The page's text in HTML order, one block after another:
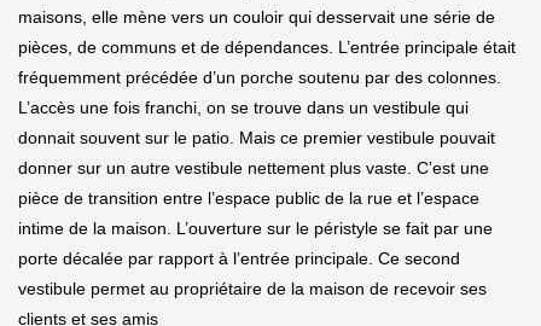
maisons, elle mène vers un couloir qui desservait une série de
pièces, de communs et de dépendances. L’entrée principale était
fréquemment précédée d’un porche soutenu par des colonnes.
L’accès une fois franchi, on se trouve dans un vestibule qui
donnait souvent sur le patio. Mais ce premier vestibule pouvait
donner sur un autre vestibule nettement plus vaste. C’est une
pièce de transition entre l’espace public de la rue et l’espace
intime de la maison. L’ouverture sur le péristyle se fait par une
porte décalée par rapport à l’entrée principale. Ce second
vestibule permet au propriétaire de la maison de recevoir ses
clients et ses amis